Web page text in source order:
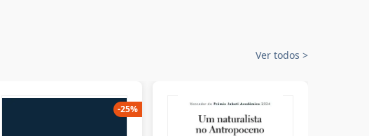
Ver todos >
-25%